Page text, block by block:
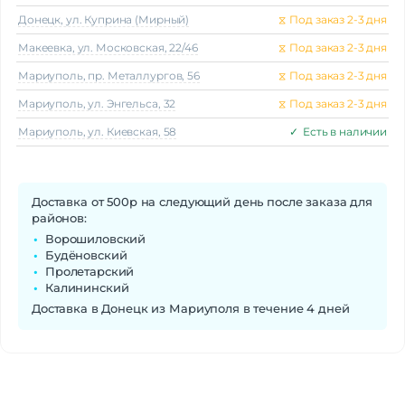
Донецк, ул. Куприна (Мирный) ⧖ Под заказ 2-3 дня
Макеeвка, ул. Московская, 22/46 ⧖ Под заказ 2-3 дня
Мариуполь, пр. Металлургов, 56 ⧖ Под заказ 2-3 дня
Мариуполь, ул. Энгельса, 32 ⧖ Под заказ 2-3 дня
Мариуполь, ул. Киевская, 58 ✓ Есть в наличии
Доставка от 500р на следующий день после заказа для
районов:
Ворошиловский
Будёновский
Пролетарский
Калининский
Доставка в Донецк из Мариуполя в течение 4 дней